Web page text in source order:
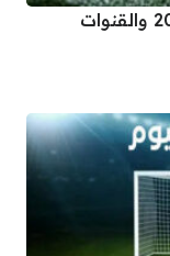
مواعيد مباريات اليوم السبت 14-2-2026 والقنوات